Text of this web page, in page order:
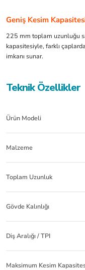
Geniş Kesim
225 mm toplam uzunluğu
kapasitesiyle, farklı
imkanı sunar.
Teknik Özellikler
Ürün Modeli
Malzeme
Toplam Uzunluk
Gövde Kalınlığı
Diş Aralığı / TPI
Maksimum Kesim